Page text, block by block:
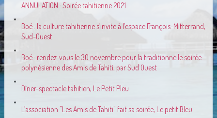
ANNULATION : Soirée tahitienne 2021
Boé : la culture tahitienne s’invite à l’espace François-Mitterrand,
Sud-Ouest
Boé : rendez-vous le 30 novembre pour la traditionnelle soirée
polynésienne des Amis de Tahiti, par Sud Ouest
Dîner-spectacle tahitien, Le Petit Pleu
L’association "Les Amis de Tahiti" fait sa soirée, Le petit Bleu